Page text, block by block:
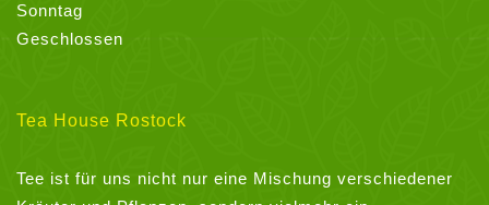
Sonntag
Geschlossen
Tea House Rostock
Tee ist für uns nicht nur eine Mischung verschiedener